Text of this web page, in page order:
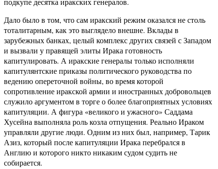
Дало было в том, что сам иракский режим оказался не столь
тоталитарным, как это выглядело внешне. Вклады в
зарубежных банках, целый комплекс других связей с Западом
и вызвали у правящей элиты Ирака готовность
капитулировать. А иракские генералы только исполняли
капитулянтские приказы политического руководства по
ведению опереточной войны, во время которой
сопротивление иракской армии и иностранных добровольцев
служило аргументом в торге о более благоприятных условиях
капитуляции. А фигура «великого и ужасного» Саддама
Хусейна выполняла роль козла отпущения. Реально Ираком
управляли другие люди. Одним из них был, например, Тарик
Азиз, который после капитуляции Ирака перебрался в
Англию и которого никто никаким судом судить не
собирается.